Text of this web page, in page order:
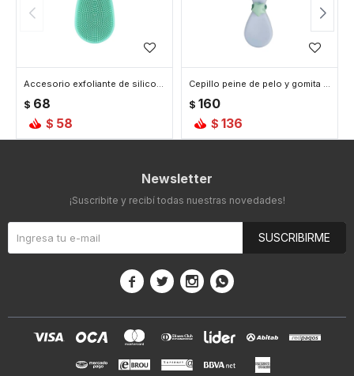
Accesorio exfoliante de silicona - Verde
$ 68
$ 58
Cepillo peine de pelo y gomita - Verde
$ 160
$ 136
Newsletter
¡Suscribite y recibí todas nuestras novedades!
SUSCRIBIRME
   